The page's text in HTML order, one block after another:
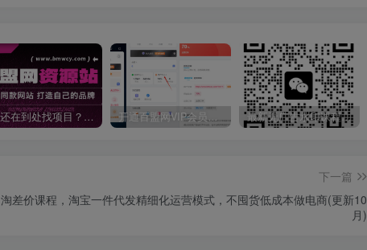
你还在到处找项目？还在当韭菜？我靠卖项目一个月收入5万+，曾经我也是个失败者。 最新无广告水印课程资源 长期更新
下一篇
淘差价课程，淘宝一件代发精细化运营模式，不囤货低成本做电商(更新10
月)